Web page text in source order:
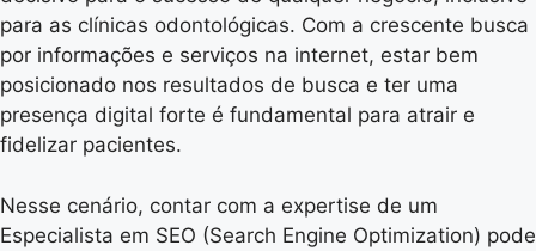
para as clínicas odontológicas. Com a crescente busca
por informações e serviços na internet, estar bem
posicionado nos resultados de busca e ter uma
presença digital forte é fundamental para atrair e
fidelizar pacientes.
Nesse cenário, contar com a expertise de um
Especialista em SEO (Search Engine Optimization) pode